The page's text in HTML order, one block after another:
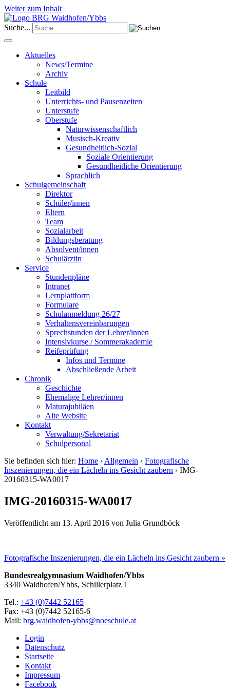
Weiter zum Inhalt
Suche...
Aktuelles
News/Termine
Archiv
Schule
Leitbild
Unterrichts- und Pausenzeiten
Unterstufe
Oberstufe
Naturwissenschaftlich
Musisch-Kreativ
Gesundheitlich-Sozial
Soziale Orientierung
Gesundheitliche Orientierung
Sprachlich
Schulgemeinschaft
Direktor
Schüler/innen
Eltern
Team
Sozialarbeit
Bildungsberatung
Absolvent/innen
Schulärztin
Service
Stundenpläne
Intranet
Lernplattform
Formulare
Schulanmeldung 26/27
Verhaltensvereinbarungen
Sprechstunden der Lehrer/innen
Intensivkurse / Sommerakademie
Reifeprüfung
Infos und Termine
Abschließende Arbeit
Chronik
Geschichte
Ehemalige Lehrer/innen
Maturajubiläen
Alte Website
Kontakt
Verwaltung/Sekretariat
Schulpersonal
Sie befinden sich hier: Home › Allgemein › Fotografische
Inszenierungen, die ein Lächeln ins Gesicht zaubern › IMG-
20160315-WA0017
IMG-20160315-WA0017
Veröffentlicht am 13. April 2016 von Julia Grundböck
Fotografische Inszenierungen, die ein Lächeln ins Gesicht zaubern »
Bundesrealgymnasium Waidhofen/Ybbs
3340 Waidhofen/Ybbs, Schillerplatz 1
Tel.: +43 (0)7442 52165
Fax: +43 (0)7442 52165-6
Mail: brg.waidhofen-ybbs@noeschule.at
Login
Datenschutz
Startseite
Kontakt
Impressum
Facebook